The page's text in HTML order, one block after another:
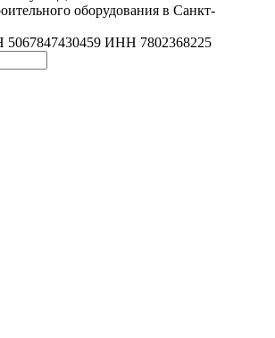
оборудования в Санкт-
ИНН 7802368225